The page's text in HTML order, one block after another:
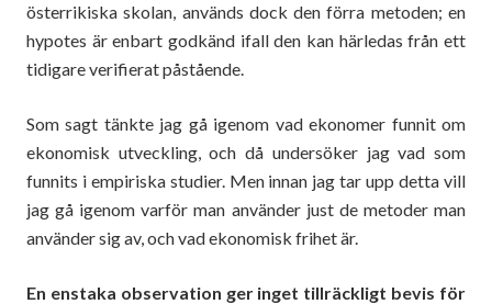
österrikiska skolan, används dock den förra metoden; en
hypotes är enbart godkänd ifall den kan härledas från ett
tidigare verifierat påstående.
Som sagt tänkte jag gå igenom vad ekonomer funnit om
ekonomisk utveckling, och då undersöker jag vad som
funnits i empiriska studier. Men innan jag tar upp detta vill
jag gå igenom varför man använder just de metoder man
använder sig av, och vad ekonomisk frihet är.
En enstaka observation ger inget tillräckligt bevis för